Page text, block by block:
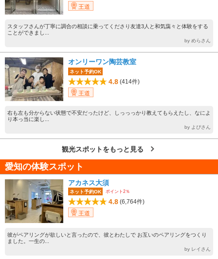
王道
スタッフさんが丁寧に調合の相談に乗ってくださり友達3人と和気藹々と体験をする
ことができまし...
by めらさん
オンリーワン陶芸教室
ネット予約OK
4.8 (414件)
王道
右も左も分からない状態で不安だったけど、しっっっかり教えてもらえたし、なによ
り本っ当に楽し...
by よぴさん
観光スポットをもっと見る
愛知の体験スポット
アカネス大須
ネット予約OK ポイント2％
4.8 (6,764件)
王道
彼がペアリングが欲しいと言ったので、彼とわたしで お互いのペアリングをつくり
ました。一生の...
by レイさん